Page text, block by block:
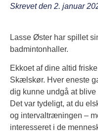
Skrevet den 2. januar
Lasse Øster har spillet
badmintonhaller.
Ekkoet af dine altid
Skælskør. Hver eneste
dig kunne undgå at
Det var tydeligt, at du
og intervaltræningen –
interesseret i de